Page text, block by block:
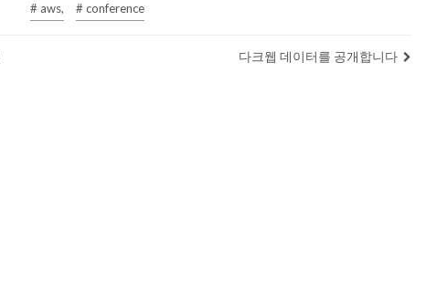
# aws, # conference
다크웹 데이터를 공개합니다